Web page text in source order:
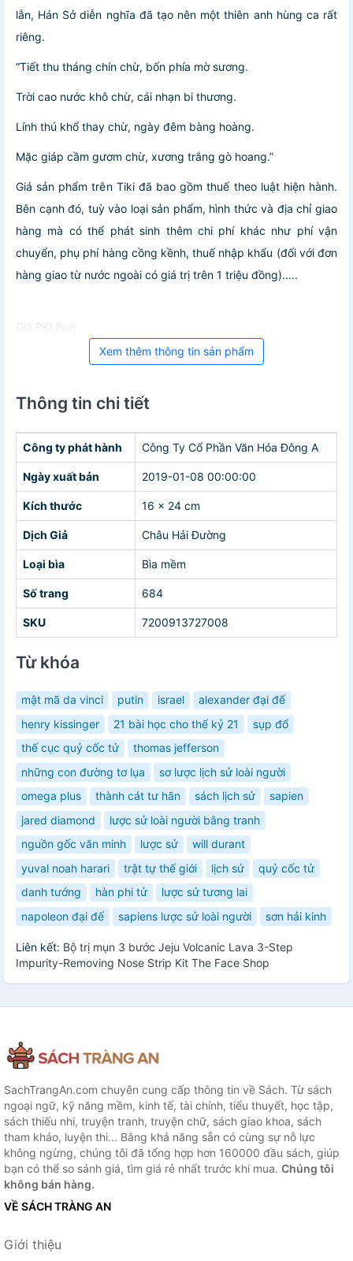
lẫn, Hán Sở diễn nghĩa đã tạo nên một thiên anh hùng ca rất
riêng.
“Tiết thu tháng chín chừ, bốn phía mờ sương.
Trời cao nước khô chừ, cái nhạn bi thương.
Lính thú khổ thay chừ, ngày đêm bàng hoàng.
Mặc giáp cầm gươm chừ, xương trắng gò hoang.”
Giá sản phẩm trên Tiki đã bao gồm thuế theo luật hiện hành.
Bên cạnh đó, tuỳ vào loại sản phẩm, hình thức và địa chỉ giao
hàng mà có thể phát sinh thêm chi phí khác như phí vận
chuyển, phụ phí hàng cồng kềnh, thuế nhập khẩu (đối với đơn
hàng giao từ nước ngoài có giá trị trên 1 triệu đồng).....
Giá RKLBon
Xem thêm thông tin sản phẩm
Thông tin chi tiết
Công ty phát hành Công Ty Cổ Phần Văn Hóa Đông A
Ngày xuất bản 2019-01-08 00:00:00
Kích thước 16 x 24 cm
Dịch Giả Châu Hải Đường
Loại bìa Bìa mềm
Số trang 684
SKU 7200913727008
Từ khóa
mật mã da vinci putin israel
alexander đại đế
henry kissinger
21 bài học cho thế kỷ 21
sụp đổ
thế cục quỷ cốc tử
thomas jefferson
những con đường tơ lụa
sơ lược lịch sử loài người
omega plus
thành cát tư hãn sách lịch sử
sapien
jared diamond
lược sử loài người bằng tranh
nguồn gốc văn minh
lược sử
will durant
yuval noah harari
trật tự thế giới lịch sử
quỷ cốc tử
danh tướng
hàn phi tử
lược sử tương lai
napoleon đại đế
sapiens lược sử loài người sơn hải kinh
Liên kết: Bộ trị mụn 3 bước Jeju Volcanic Lava 3-Step
Impurity-Removing Nose Strip Kit The Face Shop
SachTrangAn.com chuyên cung cấp thông tin về Sách. Từ sách
ngoại ngữ, kỹ năng mềm, kinh tế, tài chính, tiểu thuyết, học tập,
sách thiếu nhi, truyện tranh, truyện chữ, sách giao khoa, sách
tham khảo, luyện thi... Bằng khả năng sẵn có cùng sự nỗ lực
không ngừng, chúng tôi đã tổng hợp hơn 160000 đầu sách, giúp
bạn có thể so sánh giá, tìm giá rẻ nhất trước khi mua. Chúng tôi
không bán hàng.
VỀ SÁCH TRÀNG AN
Giới thiệu